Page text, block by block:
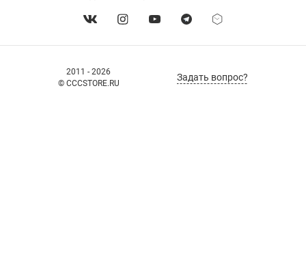
2011 - 2026
© CCCSTORE.RU
Задать вопрос?